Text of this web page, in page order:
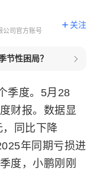
公司官方账号
关注
节性困局？
季度。5月28
财报。数据显
同比下降
年同期亏损进
度，小鹏刚刚